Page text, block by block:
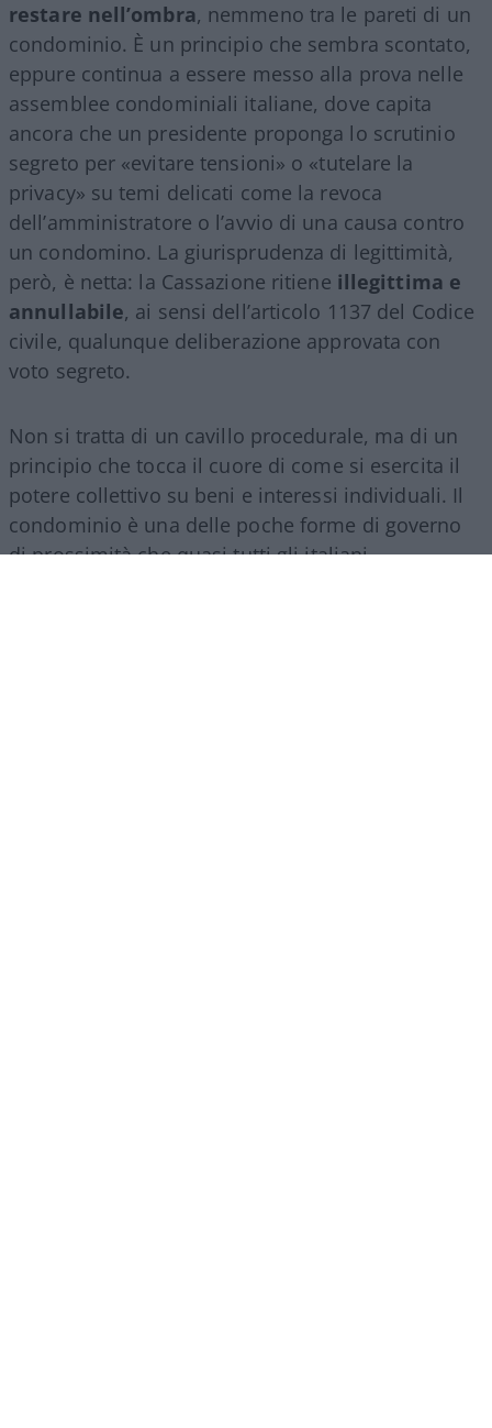
restare nell’ombra, nemmeno tra le pareti di un
condominio. È un principio che sembra scontato,
eppure continua a essere messo alla prova nelle
assemblee condominiali italiane, dove capita
ancora che un presidente proponga lo scrutinio
segreto per «evitare tensioni» o «tutelare la
privacy» su temi delicati come la revoca
dell’amministratore o l’avvio di una causa contro
un condomino. La giurisprudenza di legittimità,
però, è netta: la Cassazione ritiene illegittima e
annullabile, ai sensi dell’articolo 1137 del Codice
civile, qualunque deliberazione approvata con
voto segreto.
Non si tratta di un cavillo procedurale, ma di un
principio che tocca il cuore di come si esercita il
potere collettivo su beni e interessi individuali. Il
condominio è una delle poche forme di governo
di prossimità che quasi tutti gli italiani